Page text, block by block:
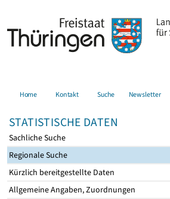
Home Kontakt Suche Newsletter
STATISTISCHE DATEN
Sachliche Suche
Regionale Suche
Kürzlich bereitgestellte Daten
Allgemeine Angaben, Zuordnungen